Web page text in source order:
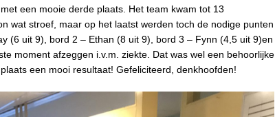
een mooie derde plaats. Het team kwam tot 13
wat stroef, maar op het laatst werden toch de nodige punten
(6 uit 9), bord 2 – Ethan (8 uit 9), bord 3 – Fynn (4,5 uit 9)en
moment afzeggen i.v.m. ziekte. Dat was wel een behoorlijke
een mooi resultaat! Gefeliciteerd, denkhoofden!